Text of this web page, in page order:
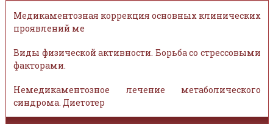
Медикаментозная коррекция основных клинических
проявлений ме
Виды физической активности. Борьба со стрессовыми
факторами.
Немедикаментозное лечение метаболического
синдрома. Диетотер